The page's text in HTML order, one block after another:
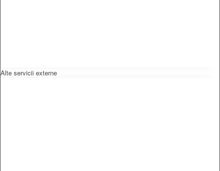
Alte servicii externe